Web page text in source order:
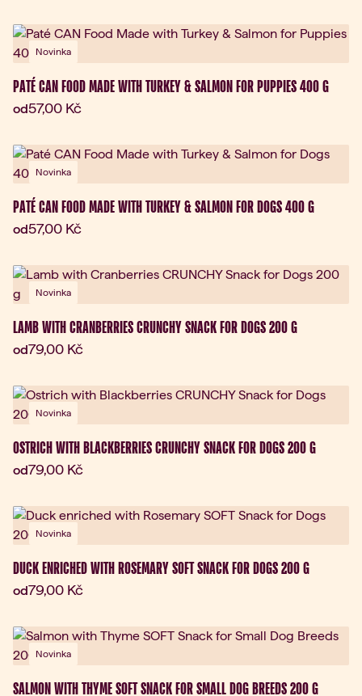
Novinka
PATÉ CAN FOOD MADE WITH TURKEY & SALMON FOR PUPPIES 400 G
odAktuální cena:
57,00 Kč
Novinka
PATÉ CAN FOOD MADE WITH TURKEY & SALMON FOR DOGS 400 G
odAktuální cena:
57,00 Kč
Novinka
LAMB WITH CRANBERRIES CRUNCHY SNACK FOR DOGS 200 G
odAktuální cena:
79,00 Kč
Novinka
OSTRICH WITH BLACKBERRIES CRUNCHY SNACK FOR DOGS 200 G
odAktuální cena:
79,00 Kč
Novinka
DUCK ENRICHED WITH ROSEMARY SOFT SNACK FOR DOGS 200 G
odAktuální cena:
79,00 Kč
Novinka
SALMON WITH THYME SOFT SNACK FOR SMALL DOG BREEDS 200 G